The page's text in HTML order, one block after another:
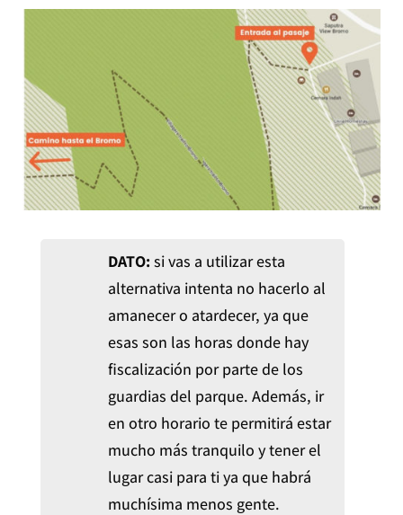
DATO: si vas a utilizar esta
alternativa intenta no hacerlo al
amanecer o atardecer, ya que
esas son las horas donde hay
fiscalización por parte de los
guardias del parque. Además, ir
en otro horario te permitirá estar
mucho más tranquilo y tener el
lugar casi para ti ya que habrá
muchísima menos gente.